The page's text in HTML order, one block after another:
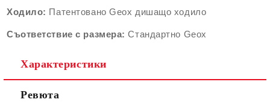
Ходило: Патентовано Geox дишащо ходило
Съответствие с размера:Стандартно Geox
Характеристики
Ревюта